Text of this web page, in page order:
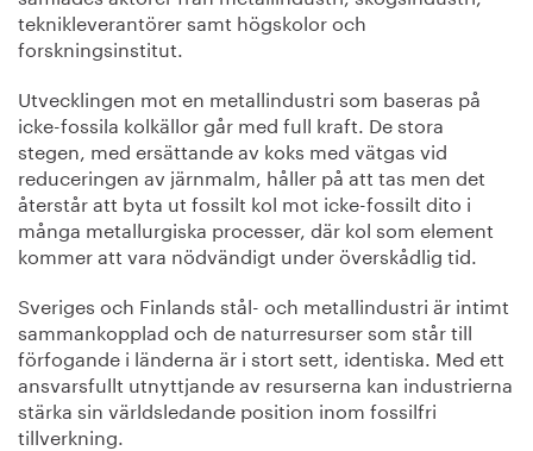
teknikleverantörer samt högskolor och
forskningsinstitut.
Utvecklingen mot en metallindustri som baseras på
icke-fossila kolkällor går med full kraft. De stora
stegen, med ersättande av koks med vätgas vid
reduceringen av järnmalm, håller på att tas men det
återstår att byta ut fossilt kol mot icke-fossilt dito i
många metallurgiska processer, där kol som element
kommer att vara nödvändigt under överskådlig tid.
Sveriges och Finlands stål- och metallindustri är intimt
sammankopplad och de naturresurser som står till
förfogande i länderna är i stort sett, identiska. Med ett
ansvarsfullt utnyttjande av resurserna kan industrierna
stärka sin världsledande position inom fossilfri
tillverkning.